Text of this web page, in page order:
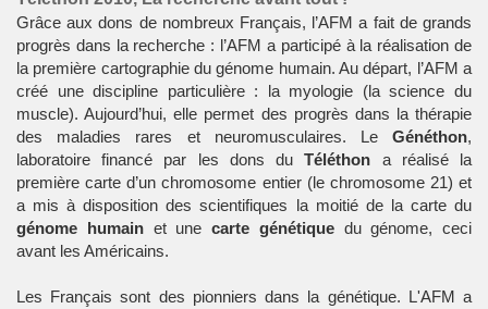
Grâce aux dons de nombreux Français, l’AFM a fait de grands
progrès dans la recherche : l’AFM a participé à la réalisation de
la première cartographie du génome humain. Au départ, l’AFM a
créé une discipline particulière : la myologie (la science du
muscle). Aujourd’hui, elle permet des progrès dans la thérapie
des maladies rares et neuromusculaires. Le Généthon,
laboratoire financé par les dons duTéléthon a réalisé la
première carte d’un chromosome entier (le chromosome 21) et
a mis à disposition des scientifiques la moitié de la carte du
génome humainet une carte génétiquedu génome, ceci
avant les Américains.
Les Français sont des pionniers dans la génétique. L'AFM a